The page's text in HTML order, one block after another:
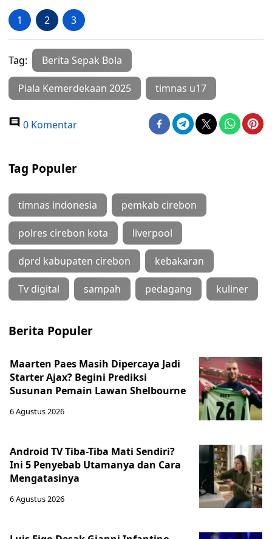
1 2 3
Tag: Berita Sepak Bola
Piala Kemerdekaan 2025 timnas u17
0 Komentar
Tag Populer
timnas indonesia pemkab cirebon
polres cirebon kota liverpool
dprd kabupaten cirebon kebakaran
Tv digital sampah pedagang kuliner
Berita Populer
Maarten Paes Masih Dipercaya Jadi
Starter Ajax? Begini Prediksi
Susunan Pemain Lawan Shelbourne
6 Agustus 2026
Android TV Tiba-Tiba Mati Sendiri?
Ini 5 Penyebab Utamanya dan Cara
Mengatasinya
6 Agustus 2026